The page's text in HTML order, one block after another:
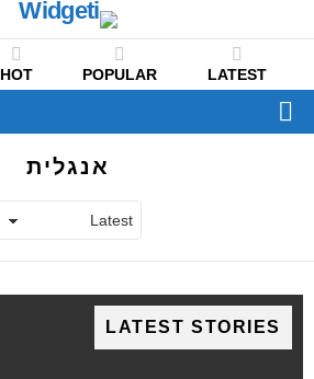
LATEST
POPULAR
HOT
Menu
אנגלית
LATEST STORIES